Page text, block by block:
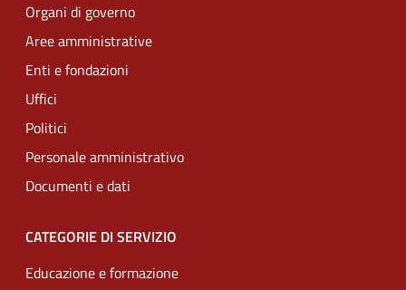
Organi di governo
Aree amministrative
Enti e fondazioni
Uffici
Politici
Personale amministrativo
Documenti e dati
CATEGORIE DI SERVIZIO
Educazione e formazione